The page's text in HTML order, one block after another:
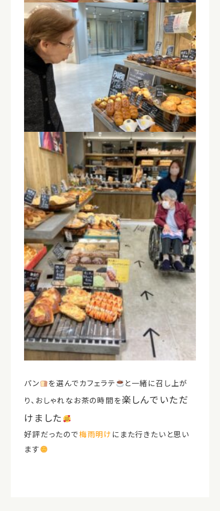
パン を選んでカフェラテ
と一緒に召し上が
り、おしゃれなお茶の時間を楽しんでいただ
けました
好評だったので梅雨明け にまた行きたいと思い
ます